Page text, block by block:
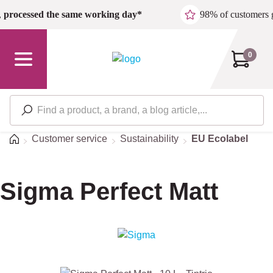
Skip to main content
processed the same working day* 98% of customers
0
HomeCustomer service Sustainability EU Ecolabel
Sigma Perfect Matt